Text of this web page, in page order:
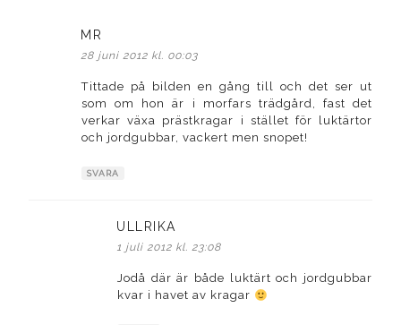
MR
28 juni 2012 kl. 00:03
Tittade på bilden en gång till och det ser ut
som om hon är i morfars trädgård, fast det
verkar växa prästkragar i stället för luktärtor
och jordgubbar, vackert men snopet!
SVARA
ULLRIKA
1 juli 2012 kl. 23:08
Jodå där är både luktärt och jordgubbar
kvar i havet av kragar